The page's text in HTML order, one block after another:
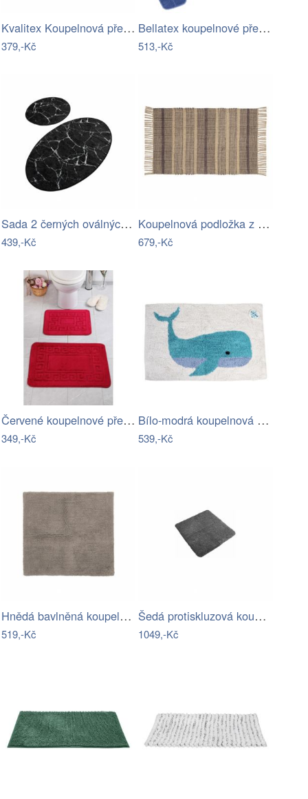
Kvalitex Koupelnová předložka Helga…
379,-Kč
Bellatex koupelnové předložky SADA BANY…
513,-Kč
Sada 2 černých oválných koupelnových…
439,-Kč
Koupelnová podložka z Juty Wenko Sambu,…
679,-Kč
Červené koupelnové předložky v sadě 2…
349,-Kč
Bílo-modrá koupelnová předložka 83x52,5…
539,-Kč
Hnědá bavlněná koupelnová předložka…
519,-Kč
Šedá protiskluzová koupelnová předložka…
1049,-Kč